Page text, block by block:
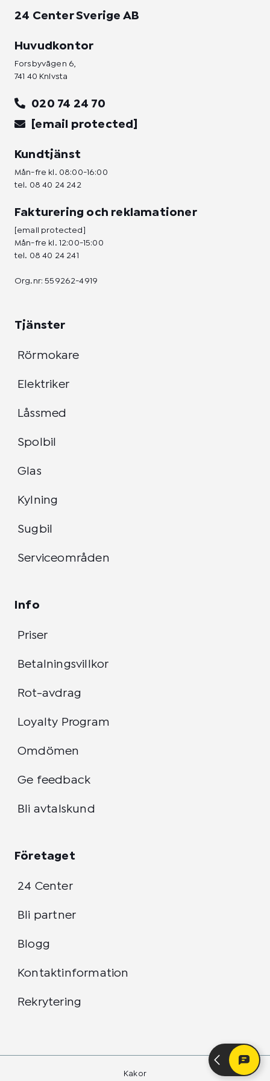
24 Center Sverige AB
Huvudkontor
Forsbyvägen 6,
741 40 Knivsta
020 74 24 70
[email protected]
Kundtjänst
Mån-fre kl. 08:00-16:00
tel. 08 40 24 242
Fakturering och reklamationer
[email protected]
Mån-fre kl. 12:00-15:00
tel. 08 40 24 241
Org.nr: 559262-4919
Tjänster
Rörmokare
Elektriker
Låssmed
Spolbil
Glas
Kylning
Sugbil
Serviceområden
Info
Priser
Betalningsvillkor
Rot-avdrag
Loyalty Program
Omdömen
Ge feedback
Bli avtalskund
Företaget
24 Center
Bli partner
Blogg
Kontaktinformation
Rekrytering
Kakor